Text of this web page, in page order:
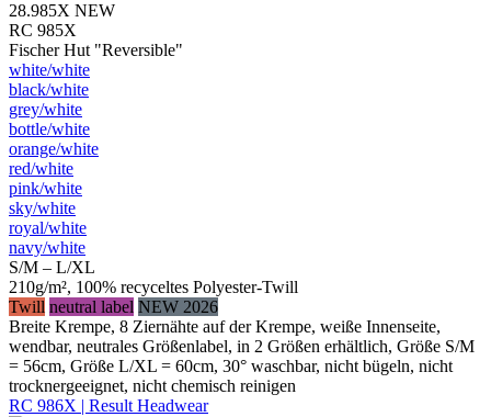
28.985X NEW
RC 985X
Fischer Hut "Reversible"
white/​white
black/​white
grey/​white
bottle/​white
orange/​white
red/​white
pink/​white
sky/​white
royal/​white
navy/​white
S/M – L/XL
210g/m², 100% recyceltes Polyester-Twill
Twill neutral label NEW 2026
Breite Krempe, 8 Ziernähte auf der Krempe, weiße Innenseite,
wendbar, neutrales Größenlabel, in 2 Größen erhältlich, Größe S/M
= 56cm, Größe L/XL = 60cm, 30° waschbar, nicht bügeln, nicht
trocknergeeignet, nicht chemisch reinigen
RC 986X | Result Headwear